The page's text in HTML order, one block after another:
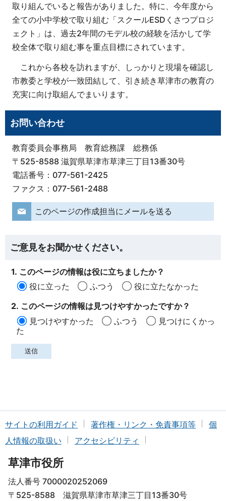
取り組んでいると報告がありました。特に、今年度から
全ての小中学校で取り組む「スクールESDくさつプロジ
ェクト」は、過去2年間のモデル校の経験を活かして学
校全体で取り組む事を重点目標にされています。
これから各校を訪れますが、しっかりと現場を確認し
市教委と学校が一致団結して、引き続き草津市の教育の
充実に向け取組んでまいります。
お問い合わせ
教育委員会事務局 教育総務課 総務係
〒525-8588 滋賀県草津市草津三丁目13番30号
電話番号：077-561-2425
ファクス：077-561-2488
このページの作成担当にメールを送る
ご意見をお聞かせください。
1. このページの情報は役に立ちましたか？
役に立った
ふつう
役に立たなかった
2. このページの情報は見つけやすかったですか？
見つけやすかった
ふつう
見つけにくかっ
た
サイトの利用ガイド 著作権・リンク・免責事項等
個
人情報の取扱い
アクセシビリティ
草津市役所
法人番号 7000020252069
〒525-8588 滋賀県草津市草津三丁目13番30号